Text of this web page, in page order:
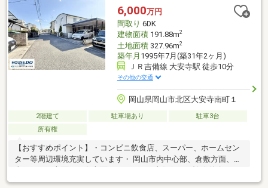
ベ工事費用を一緒にローンで組む提案も可能です。お気軽にご相
談ください。* *☆* *☆* *☆* *☆* *☆* *
6,000万円
間取り 6DK
建物面積191.88m2
土地面積327.96m2
築年月 1995年7月(築31年2ヶ月)
ＪＲ吉備線 大安寺駅 徒歩10分
その他の交通
岡山県岡山市北区大安寺南町１
2階建て 駐車場あり
駐車3台
所有権
【おすすめポイント】・コンビニ飲食店、スーパー、ホームセン
ター等周辺環境充実しています・ 岡山市内中心部、倉敷方面、岡
少し入っているので出入りがしやすく落ち着いています・ 表面利